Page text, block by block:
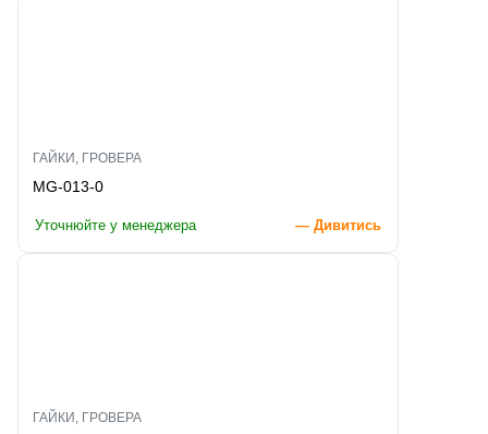
ГАЙКИ, ГРОВЕРА
MG-013-0
Уточнюйте у менеджера — Дивитись
ГАЙКИ, ГРОВЕРА